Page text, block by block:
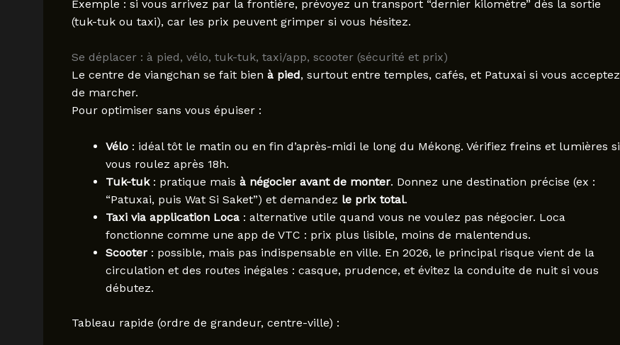
Exemple : si vous arrivez par la frontière, prévoyez un transport “dernier kilomètre” dès la sortie
(tuk-tuk ou taxi), car les prix peuvent grimper si vous hésitez.
Se déplacer : à pied, vélo, tuk-tuk, taxi/app, scooter (sécurité et prix)
Le centre de viangchan se fait bien à pied, surtout entre temples, cafés, et Patuxai si vous acceptez
de marcher.
Pour optimiser sans vous épuiser :
Vélo: idéal tôt le matin ou en fin d’après-midi le long du Mékong. Vérifiez freins et lumières si
vous roulez après 18h.
Tuk-tuk: pratique mais à négocier avant de monter. Donnez une destination précise (ex :
“Patuxai, puis Wat Si Saket”) et demandez le prix total.
Taxi via application Loca: alternative utile quand vous ne voulez pas négocier. Loca
fonctionne comme une app de VTC : prix plus lisible, moins de malentendus.
Scooter: possible, mais pas indispensable en ville. En 2026, le principal risque vient de la
circulation et des routes inégales : casque, prudence, et évitez la conduite de nuit si vous
débutez.
Tableau rapide (ordre de grandeur, centre-ville) :